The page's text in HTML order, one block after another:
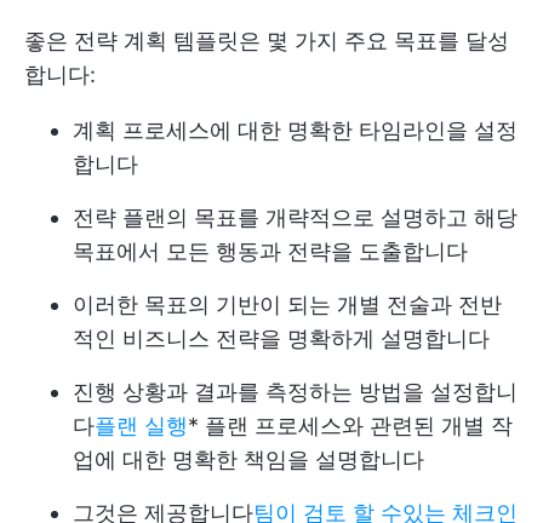
좋은 전략 계획 템플릿은 몇 가지 주요 목표를 달성
합니다:
계획 프로세스에 대한 명확한 타임라인을 설정
합니다
전략 플랜의 목표를 개략적으로 설명하고 해당
목표에서 모든 행동과 전략을 도출합니다
이러한 목표의 기반이 되는 개별 전술과 전반
적인 비즈니스 전략을 명확하게 설명합니다
진행 상황과 결과를 측정하는 방법을 설정합니
다플랜 실행* 플랜 프로세스와 관련된 개별 작
업에 대한 명확한 책임을 설명합니다
그것은 제공합니다팀이 검토 할 수있는 체크인